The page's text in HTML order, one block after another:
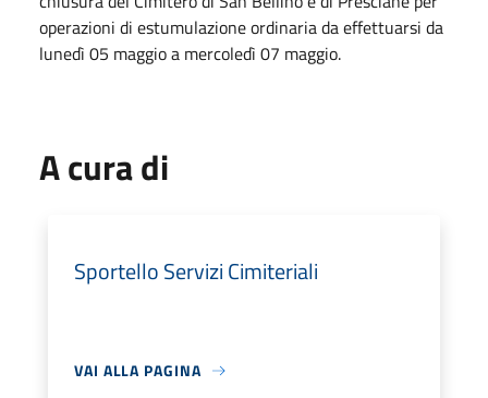
operazioni di estumulazione ordinaria da effettuarsi da
lunedì 05 maggio a mercoledì 07 maggio.
A cura di
Sportello Servizi Cimiteriali
VAI ALLA PAGINA